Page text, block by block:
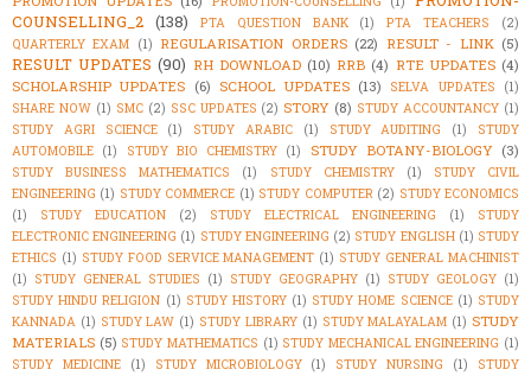
COUNSELLING_2 (138) PTA QUESTION BANK (1) PTA TEACHERS
(2)
QUARTERLY EXAM (1) REGULARISATION ORDERS (22) RESULT - LINK (5)
RESULT UPDATES (90) RH DOWNLOAD (10) RRB (4) RTE UPDATES (4)
SCHOLARSHIP UPDATES (6) SCHOOL UPDATES (13) SELVA UPDATES
(1)
SHARE NOW (1) SMC (2) SSC UPDATES (2) STORY (8) STUDY ACCOUNTANCY (1)
STUDY AGRI SCIENCE
(1) STUDY ARABIC (1) STUDY AUDITING (1)
STUDY
AUTOMOBILE (1) STUDY BIO CHEMISTRY (1) STUDY BOTANY-BIOLOGY (3)
STUDY BUSINESS MATHEMATICS (1) STUDY CHEMISTRY (1)
STUDY CIVIL
ENGINEERING (1) STUDY COMMERCE (1) STUDY COMPUTER (2) STUDY ECONOMICS
(1)
STUDY EDUCATION (2) STUDY ELECTRICAL ENGINEERING (1)
STUDY
ELECTRONIC ENGINEERING (1) STUDY ENGINEERING (2) STUDY ENGLISH (1) STUDY
ETHICS (1) STUDY FOOD SERVICE MANAGEMENT (1) STUDY GENERAL MACHINIST
(1) STUDY GENERAL STUDIES (1) STUDY GEOGRAPHY (1) STUDY GEOLOGY (1)
STUDY HINDU RELIGION (1) STUDY HISTORY (1) STUDY HOME SCIENCE (1) STUDY
KANNADA (1) STUDY LAW (1) STUDY LIBRARY (1) STUDY MALAYALAM (1) STUDY
MATERIALS (5) STUDY MATHEMATICS (1) STUDY MECHANICAL ENGINEERING (1)
STUDY MEDICINE
(1) STUDY MICROBIOLOGY (1) STUDY NURSING (1)
STUDY